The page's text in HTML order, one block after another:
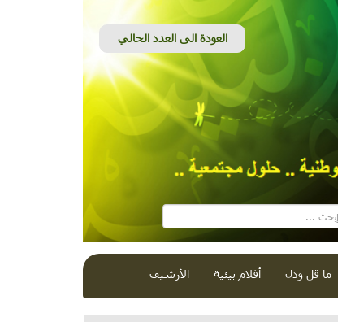
ما قل ودل أفلام بيئية الأرشيف